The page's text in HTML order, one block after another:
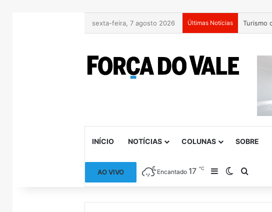
sexta-feira, 7 agosto 2026 Últimas Notícias
INÍCIO NOTÍCIAS COLUNAS SOBRE
AO VIVO Encantado 17℃ Barra Lateral
Switch skin